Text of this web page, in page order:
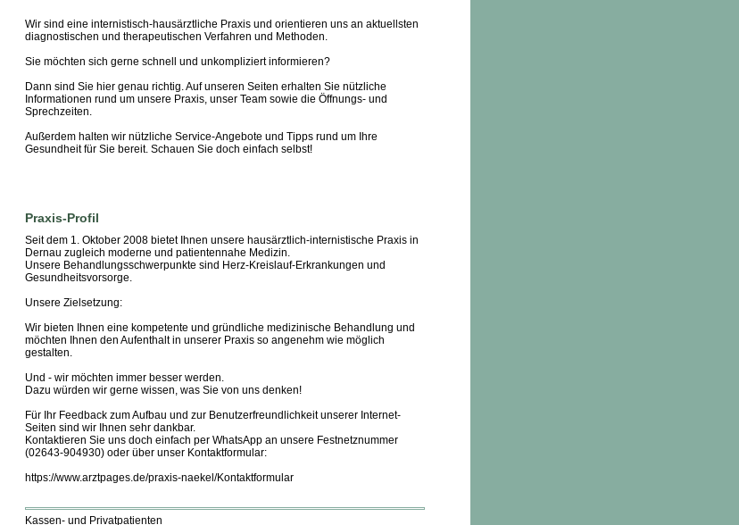
Wir sind eine internistisch-hausärztliche Praxis und orientieren uns an aktuellsten
diagnostischen und therapeutischen Verfahren und Methoden.
Sie möchten sich gerne schnell und unkompliziert informieren?
Dann sind Sie hier genau richtig. Auf unseren Seiten erhalten Sie nützliche
Informationen rund um unsere Praxis, unser Team sowie die Öffnungs- und
Sprechzeiten.
Außerdem halten wir nützliche Service-Angebote und Tipps rund um Ihre
Gesundheit für Sie bereit. Schauen Sie doch einfach selbst!
Praxis-Profil
Seit dem 1. Oktober 2008 bietet Ihnen unsere hausärztlich-internistische Praxis in
Dernau zugleich moderne und patientennahe Medizin.
Unsere Behandlungsschwerpunkte sind Herz-Kreislauf-Erkrankungen und
Gesundheitsvorsorge.
Unsere Zielsetzung:
Wir bieten Ihnen eine kompetente und gründliche medizinische Behandlung und
möchten Ihnen den Aufenthalt in unserer Praxis so angenehm wie möglich
gestalten.
Und - wir möchten immer besser werden.
Dazu würden wir gerne wissen, was Sie von uns denken!
Für Ihr Feedback zum Aufbau und zur Benutzerfreundlichkeit unserer Internet-
Seiten sind wir Ihnen sehr dankbar.
Kontaktieren Sie uns doch einfach per WhatsApp an unsere Festnetznummer
(02643-904930) oder über unser Kontaktformular:
https://www.arztpages.de/praxis-naekel/Kontaktformular
Kassen- und Privatpatienten